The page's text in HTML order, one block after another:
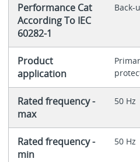
Performance Cat
According To IEC
60282-1
Back-
Product
application
Rated frequency -
max
50 Hz
Rated frequency -
min
50 Hz